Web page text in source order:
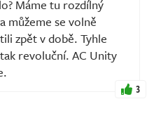
Máme tu rozdílný
můžeme se volně
zpět v době. Tyhle
revoluční. AC Unity
3